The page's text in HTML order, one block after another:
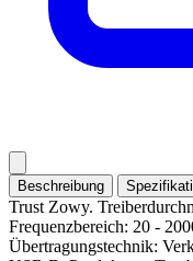
Beschreibung
Trust Zowy.
Frequenzbereich: 20 -
Übertragungstechnik: